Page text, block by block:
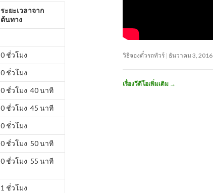
ระยะเวลาจาก
ต้นทาง
0 ชั่วโมง
0 ชั่วโมง
0 ชั่วโมง 40 นาที
0 ชั่วโมง 45 นาที
0 ชั่วโมง
0 ชั่วโมง 50 นาที
0 ชั่วโมง 55 นาที
1 ชั่วโมง
วิธีจองตั๋วรถทัวร์ ธันวาคม 3, 2016
เรื่องวีดีโอเพิ่มเติม →